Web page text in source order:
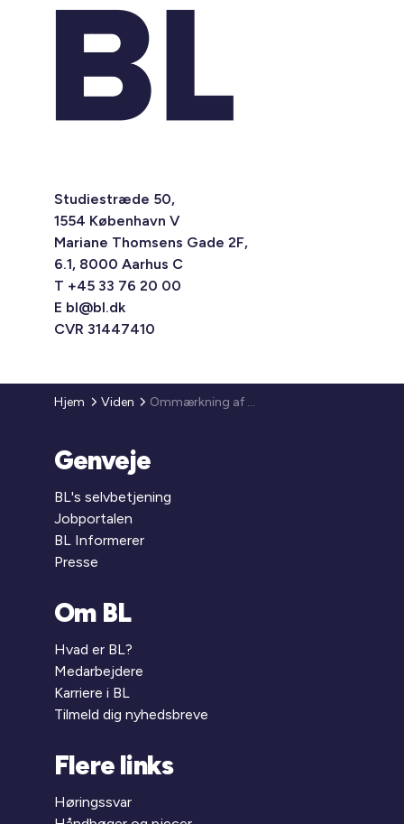
Studiestræde 50,
1554 København V
Mariane Thomsens Gade 2F,
6.1, 8000 Aarhus C
T +45 33 76 20 00
E bl@bl.dk
CVR 31447410
Hjem Viden Ommærkning af familieboliger og ældreboliger mellem 50-65 m2 – ansøgning om ommærkningsbidrag
Genveje
BL's selvbetjening
Jobportalen
BL Informerer
Presse
Om BL
Hvad er BL?
Medarbejdere
Karriere i BL
Tilmeld dig nyhedsbreve
Flere links
Høringssvar